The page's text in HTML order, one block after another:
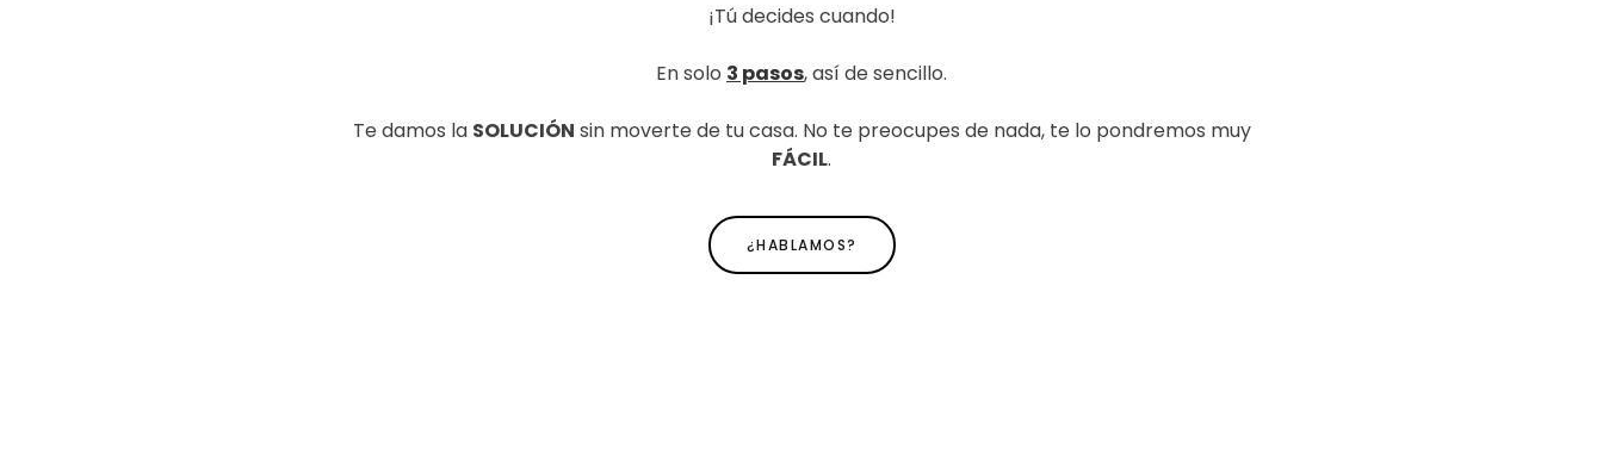
¡Tú decides cuando!
En solo 3 pasos, así de sencillo.
Te damos la SOLUCIÓN sin moverte de tu casa. No te preocupes de nada, te lo pondremos muy
FÁCIL.
¿HABLAMOS?